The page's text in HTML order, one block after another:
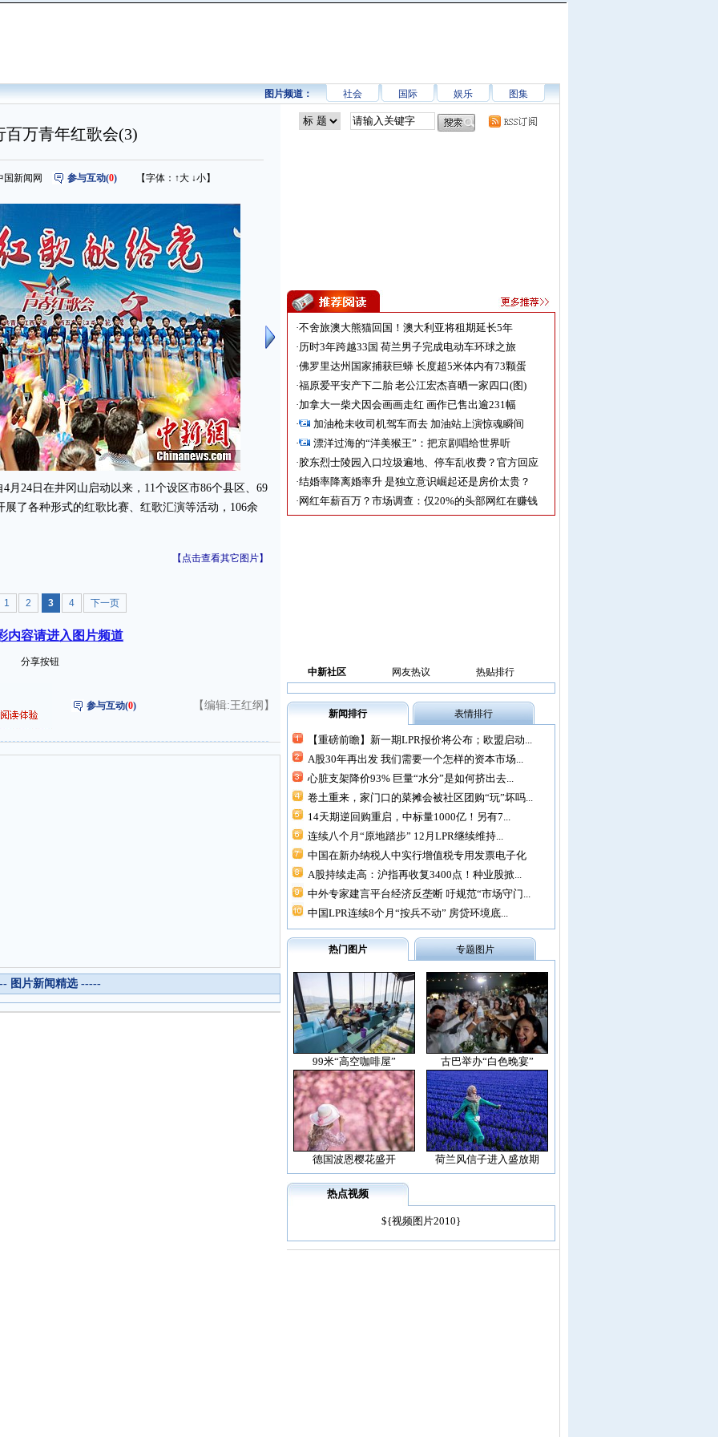
图集
娱乐
国际
社会
图片频道：
百万青年红歌会(3)
国新闻网 参与互动(0) 【字体： ↑大 ↓小】
24日在井冈山启动以来，11个设区市86个县区、69
了各种形式的红歌比赛、红歌汇演等活动，106余
【点击查看其它图片】
1 2 3 4 下一页
内容请进入图片频道
分享按钮
参与互动(0) 【编辑:王红纲】
图片新闻精选 -----
·不舍旅澳大熊猫回国！澳大利亚将租期延长5年
·历时3年跨越33国 荷兰男子完成电动车环球之旅
·佛罗里达州国家捕获巨蟒 长度超5米体内有73颗蛋
·福原爱平安产下二胎 老公江宏杰喜晒一家四口(图)
·加拿大一柴犬因会画画走红 画作已售出逾231幅
·
加油枪未收司机驾车而去 加油站上演惊魂瞬间
·
漂洋过海的“洋美猴王”：把京剧唱给世界听
·胶东烈士陵园入口垃圾遍地、停车乱收费？官方回应
·结婚率降离婚率升 是独立意识崛起还是房价太贵？
· 网红年薪百万？市场调查：仅20%的头部网红在赚钱
中新社区 网友热议 热贴排行
新闻排行 表情排行
【重磅前瞻】新一期LPR报价将公布；欧盟启动...
A股30年再出发 我们需要一个怎样的资本市场...
心脏支架降价93% 巨量“水分”是如何挤出去...
卷土重来，家门口的菜摊会被社区团购“玩”坏吗...
14天期逆回购重启，中标量1000亿！另有7...
连续八个月“原地踏步” 12月LPR继续维持...
中国在新办纳税人中实行增值税专用发票电子化
A股持续走高：沪指再收复3400点！种业股掀...
中外专家建言平台经济反垄断 吁规范“市场守门...
中国LPR连续8个月“按兵不动” 房贷环境底...
热门图片 专题图片
99米“高空咖啡屋” 古巴举办“白色晚宴”
德国波恩樱花盛开 荷兰风信子进入盛放期
热点视频
${视频图片2010}